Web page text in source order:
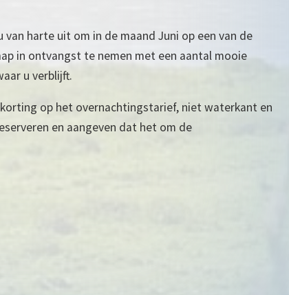
harte uit om in de maand Juni op een van de
in ontvangst te nemen met een aantal mooie
u verblijft.
op het overnachtingstarief, niet waterkant en
en aangeven dat het om de